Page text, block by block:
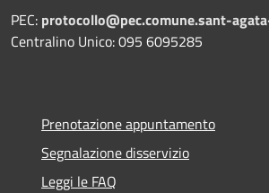
PEC: protocollo@pec.comune.sant-
Centralino Unico: 095 6095285
Prenotazione appuntamento
Segnalazione disservizio
Leggi le FAQ